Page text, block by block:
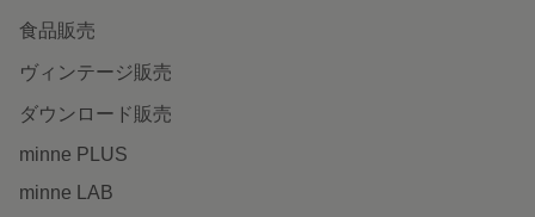
食品販売
ヴィンテージ販売
ダウンロード販売
minne PLUS
minne LAB